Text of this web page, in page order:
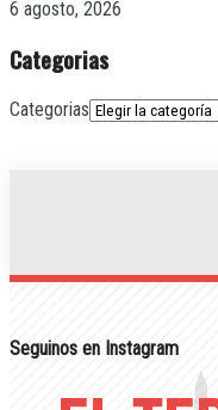
6 agosto, 2026
Categorias
Categorias
Seguinos en Instagram